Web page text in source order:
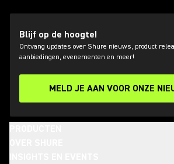
Blijf op de hoogte!
Ontvang updates over Shure nieuws, product
aanbiedingen, evenementen en meer!
MELD JE AAN VOOR ONZE